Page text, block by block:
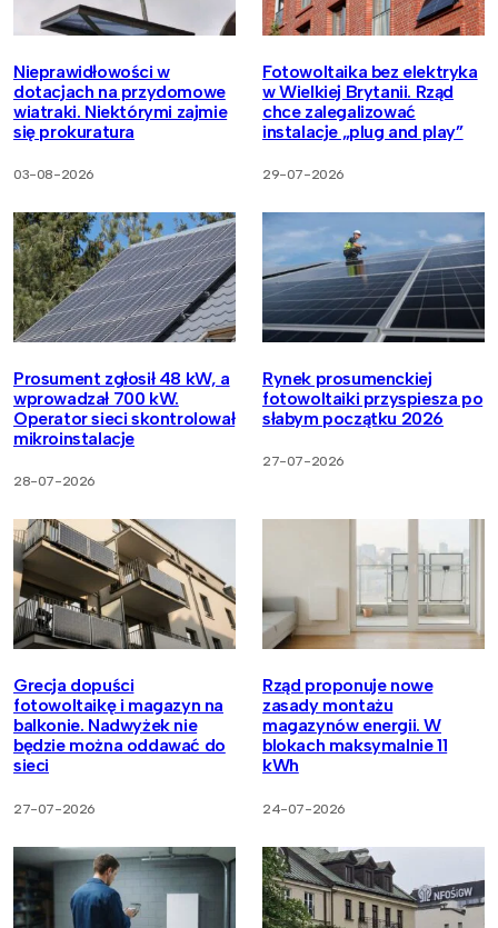
Nieprawidłowości w
dotacjach na przydomowe
wiatraki. Niektórymi zajmie
się prokuratura
03-08-2026
Fotowoltaika bez elektryka
w Wielkiej Brytanii. Rząd
chce zalegalizować
instalacje „plug and play”
29-07-2026
Prosument zgłosił 48 kW, a
wprowadzał 700 kW.
Operator sieci skontrolował
mikroinstalacje
28-07-2026
Rynek prosumenckiej
fotowoltaiki przyspiesza po
słabym początku 2026
27-07-2026
Grecja dopuści
fotowoltaikę i magazyn na
balkonie. Nadwyżek nie
będzie można oddawać do
sieci
27-07-2026
Rząd proponuje nowe
zasady montażu
magazynów energii. W
blokach maksymalnie 11
kWh
24-07-2026